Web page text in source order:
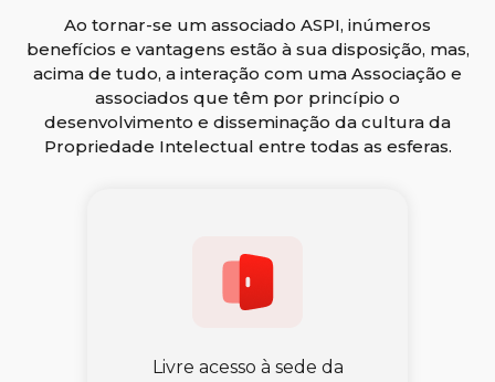
Ao tornar-se um associado ASPI, inúmeros
benefícios e vantagens estão à sua disposição, mas,
acima de tudo, a interação com uma Associação e
associados que têm por princípio o
desenvolvimento e disseminação da cultura da
Propriedade Intelectual entre todas as esferas.
Livre acesso à sede da